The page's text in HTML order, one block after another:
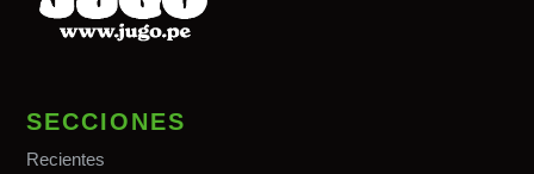
SECCIONES
Recientes